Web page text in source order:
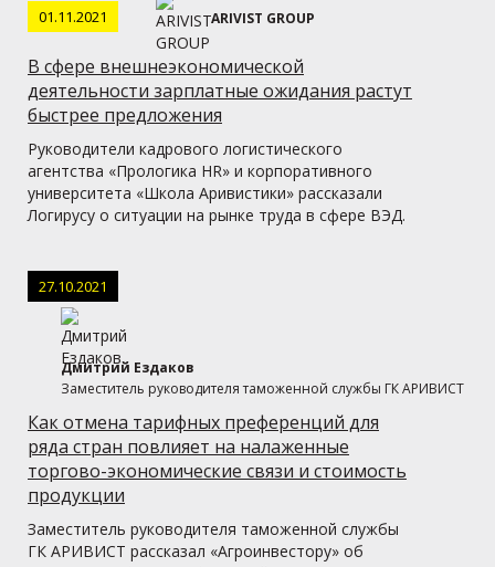
01.11.2021 ARIVIST GROUP
В сфере внешнеэкономической
деятельности зарплатные ожидания растут
быстрее предложения
Руководители кадрового логистического
агентства «Прологика HR» и корпоративного
университета «Школа Аривистики» рассказали
Логирусу о ситуации на рынке труда в сфере ВЭД.
27.10.2021
Дмитрий Ездаков
Заместитель руководителя таможенной службы ГК АРИВИСТ
Как отмена тарифных преференций для
ряда стран повлияет на налаженные
торгово-экономические связи и стоимость
продукции
Заместитель руководителя таможенной службы
ГК АРИВИСТ рассказал «Агроинвестору» об